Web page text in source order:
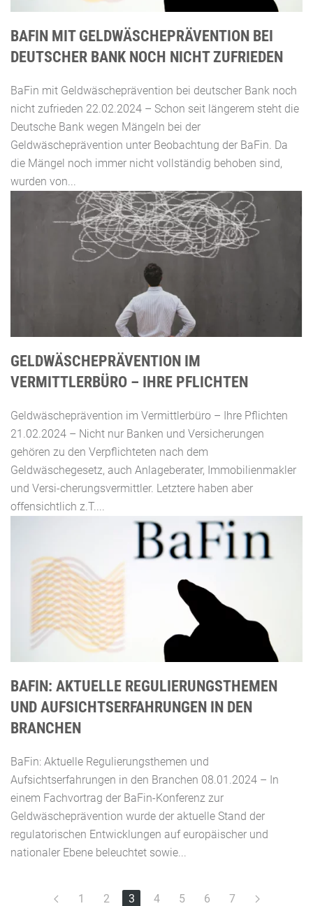
BAFIN MIT GELDWÄSCHEPRÄVENTION BEI
DEUTSCHER BANK NOCH NICHT ZUFRIEDEN
BaFin mit Geldwäscheprävention bei deutscher Bank noch
nicht zufrieden 22.02.2024 – Schon seit längerem steht die
Deutsche Bank wegen Mängeln bei der
Geldwäscheprävention unter Beobachtung der BaFin. Da
die Mängel noch immer nicht vollständig behoben sind,
wurden von...
GELDWÄSCHEPRÄVENTION IM
VERMITTLERBÜRO – IHRE PFLICHTEN
Geldwäscheprävention im Vermittlerbüro – Ihre Pflichten
21.02.2024 – Nicht nur Banken und Versicherungen
gehören zu den Verpflichteten nach dem
Geldwäschegesetz, auch Anlageberater, Immobilienmakler
und Versi-cherungsvermittler. Letztere haben aber
offensichtlich z.T....
BAFIN: AKTUELLE REGULIERUNGSTHEMEN
UND AUFSICHTSERFAHRUNGEN IN DEN
BRANCHEN
BaFin: Aktuelle Regulierungsthemen und
Aufsichtserfahrungen in den Branchen 08.01.2024 – In
einem Fachvortrag der BaFin-Konferenz zur
Geldwäscheprävention wurde der aktuelle Stand der
regulatorischen Entwicklungen auf europäischer und
nationaler Ebene beleuchtet sowie...
1 2 3 4 5 6 7